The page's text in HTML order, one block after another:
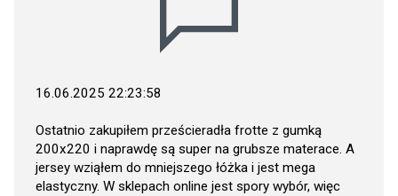
16.06.2025 22:23:58
Ostatnio zakupiłem prześcieradła frotte z gumką
200x220 i naprawdę są super na grubsze materace. A
jersey wziąłem do mniejszego łóżka i jest mega
elastyczny. W sklepach online jest spory wybór, więc